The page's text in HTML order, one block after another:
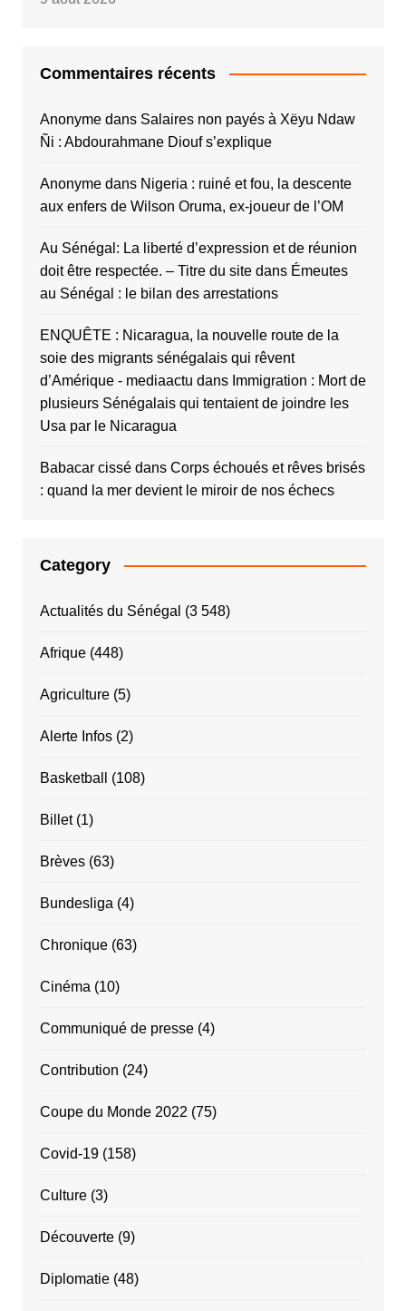
Commentaires récents
Anonymedans Salaires non payés à Xëyu Ndaw
Ñi : Abdourahmane Diouf s’explique
Anonymedans Nigeria : ruiné et fou, la descente
aux enfers de Wilson Oruma, ex-joueur de l’OM
Au Sénégal: La liberté d’expression et de réunion
doit être respectée. – Titre du sitedans Émeutes
au Sénégal : le bilan des arrestations
ENQUÊTE : Nicaragua, la nouvelle route de la
soie des migrants sénégalais qui rêvent
d’Amérique - mediaactu dans Immigration : Mort de
plusieurs Sénégalais qui tentaient de joindre les
Usa par le Nicaragua
Babacar cissédans Corps échoués et rêves brisés
: quand la mer devient le miroir de nos échecs
Category
Actualités du Sénégal (3 548)
Afrique(448)
Agriculture(5)
Alerte Infos(2)
Basketball (108)
Billet(1)
Brèves(63)
Bundesliga (4)
Chronique(63)
Cinéma (10)
Communiqué de presse(4)
Contribution (24)
Coupe du Monde 2022 (75)
Covid-19(158)
Culture(3)
Découverte(9)
Diplomatie(48)